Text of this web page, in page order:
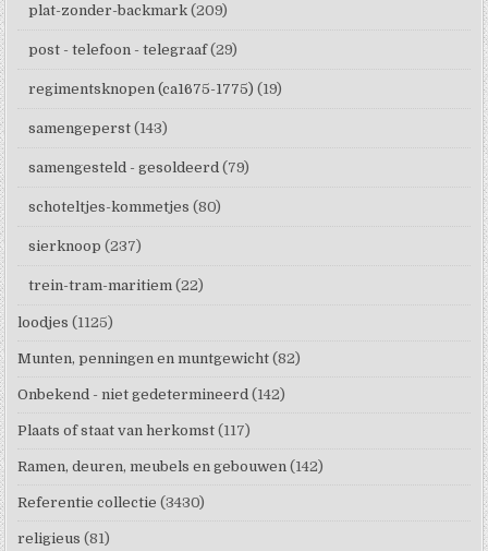
plat-zonder-backmark (209)
post - telefoon - telegraaf (29)
regimentsknopen (ca1675-1775) (19)
samengeperst (143)
samengesteld - gesoldeerd (79)
schoteltjes-kommetjes (80)
sierknoop (237)
trein-tram-maritiem (22)
loodjes (1125)
Munten, penningen en muntgewicht (82)
Onbekend - niet gedetermineerd (142)
Plaats of staat van herkomst (117)
Ramen, deuren, meubels en gebouwen (142)
Referentie collectie (3430)
religieus (81)